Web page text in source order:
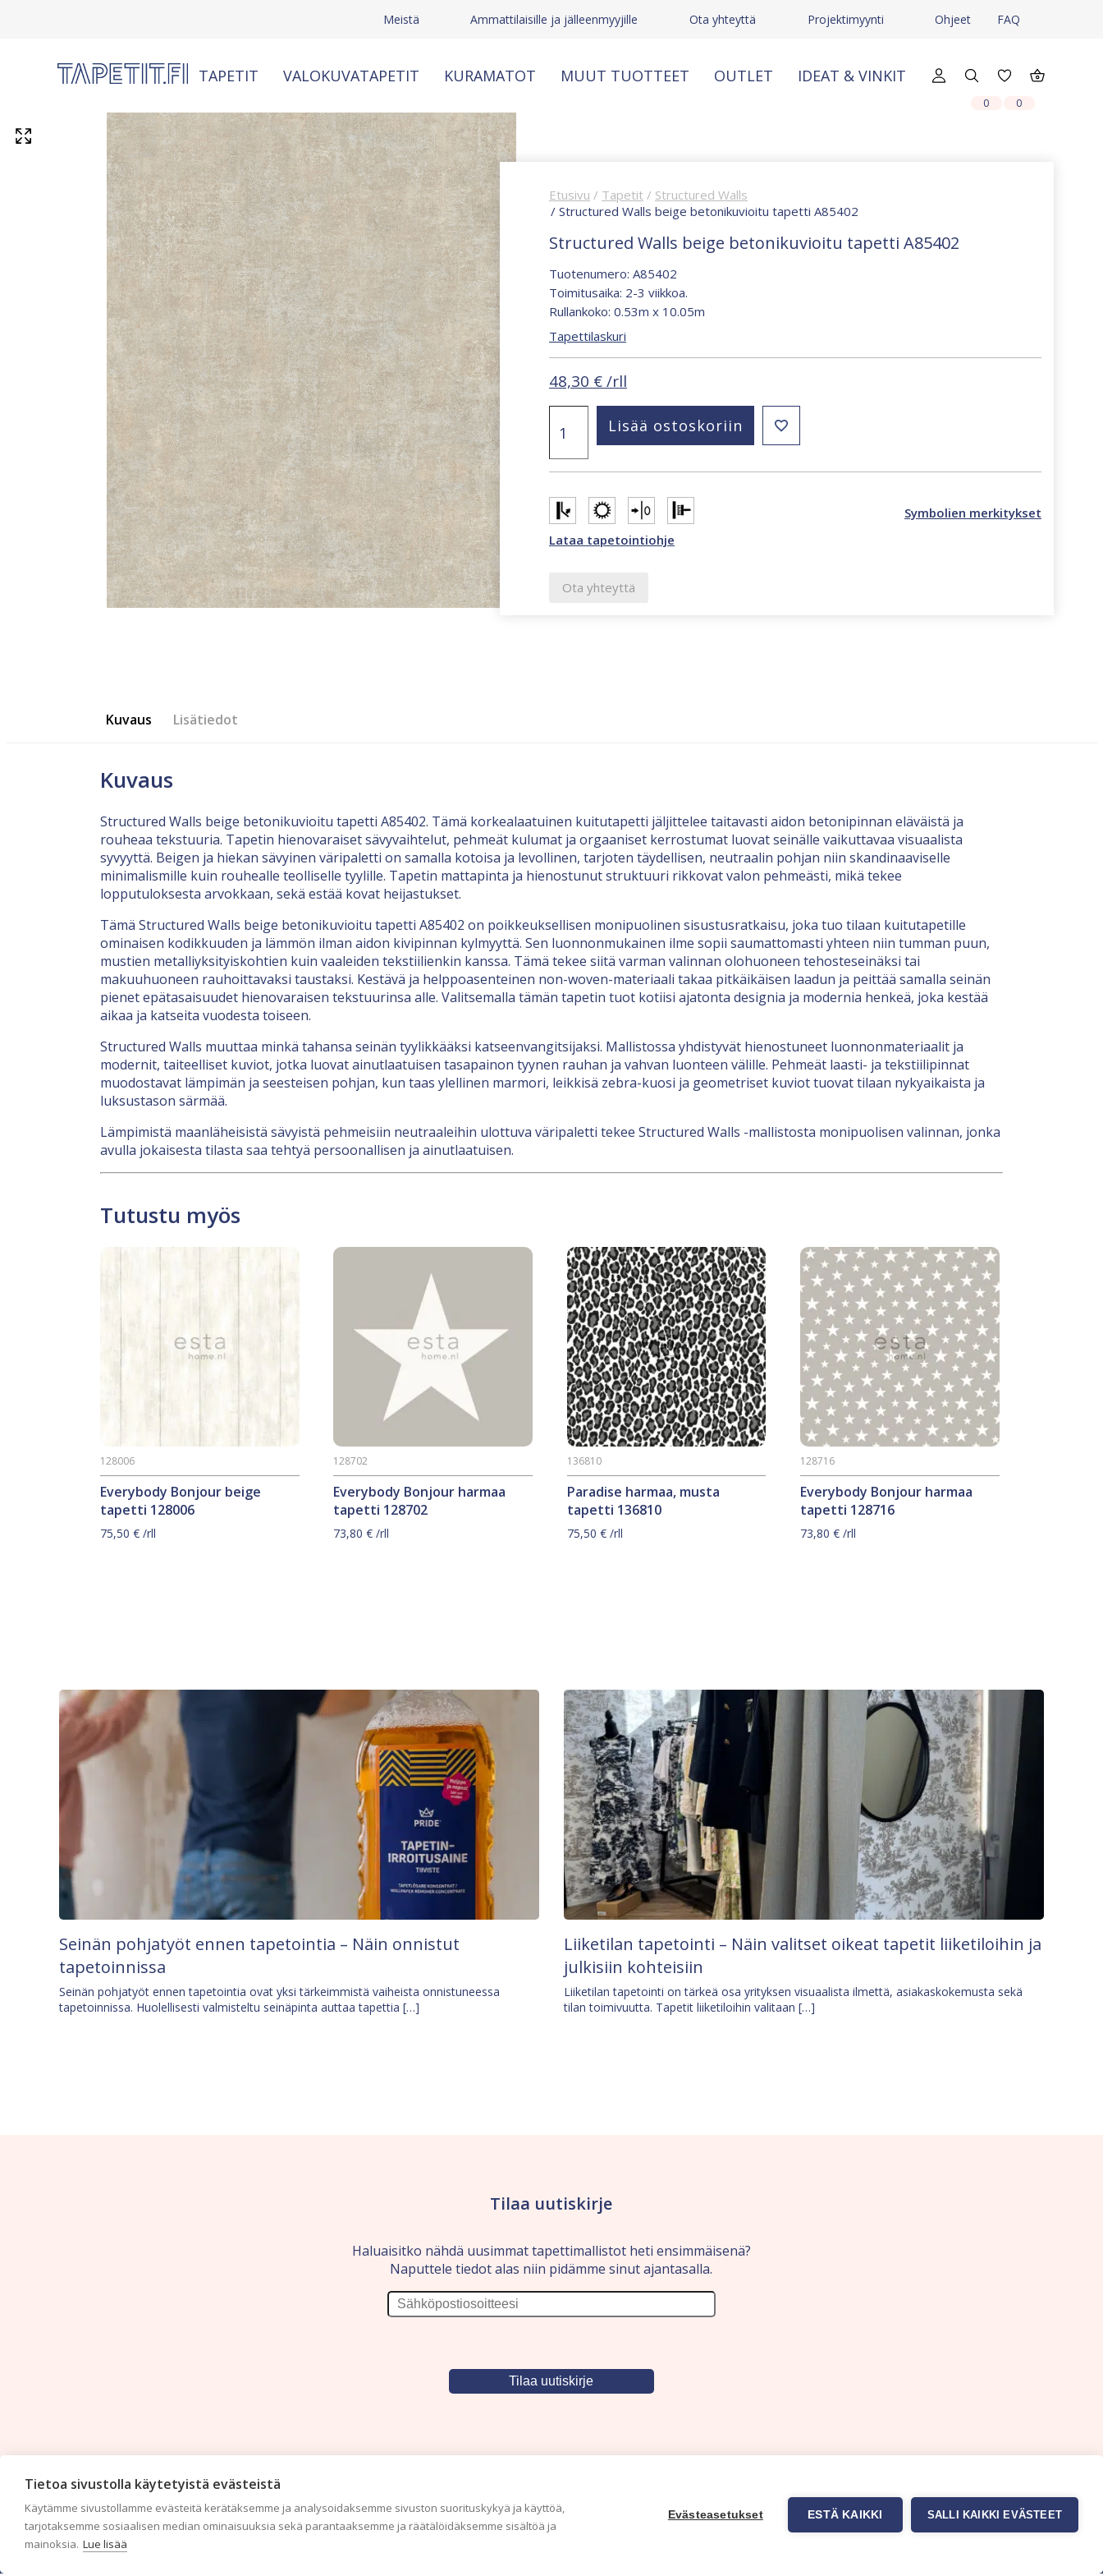
Tietoa sivustolla käytetyistä evästeistä
Käytämme sivustollamme evästeitä kerätäksemme ja analysoidaksemme sivuston suorituskykyä ja käyttöä,
tarjotaksemme sosiaalisen median ominaisuuksia sekä parantaaksemme ja räätälöidäksemme sisältöä ja
mainoksia. Lue lisää
Evästeasetukset ESTÄ KAIKKI SALLI KAIKKI EVÄSTEET
Meistä Ammattilaisille ja jälleenmyyjille Ota yhteyttä Projektimyynti Ohjeet FAQ
TAPETIT VALOKUVATAPETIT KURAMATOT MUUT TUOTTEET OUTLET IDEAT & VINKIT
0 0
Etusivu / Tapetit / Structured Walls
/ Structured Walls beige betonikuvioitu tapetti A85402
Structured Walls beige betonikuvioitu tapetti A85402
Tuotenumero: A85402
Toimitusaika: 2-3 viikkoa.
Rullankoko: 0.53m x 10.05m
Tapettilaskuri
48,30 € /rll
Walls
betonikuvioitu
A85402
määrä
Lisää ostoskoriin
Symbolien merkitykset
Lataa tapetointiohje
Ota yhteyttä
Kuvaus Lisätiedot
Kuvaus
Structured Walls beige betonikuvioitu tapetti A85402. Tämä korkealaatuinen kuitutapetti jäljittelee taitavasti aidon betonipinnan eläväistä ja
rouheaa tekstuuria. Tapetin hienovaraiset sävyvaihtelut, pehmeät kulumat ja orgaaniset kerrostumat luovat seinälle vaikuttavaa visuaalista
syvyyttä. Beigen ja hiekan sävyinen väripaletti on samalla kotoisa ja levollinen, tarjoten täydellisen, neutraalin pohjan niin skandinaaviselle
minimalismille kuin rouhealle teolliselle tyylille. Tapetin mattapinta ja hienostunut struktuuri rikkovat valon pehmeästi, mikä tekee
lopputuloksesta arvokkaan, sekä estää kovat heijastukset.
Tämä Structured Walls beige betonikuvioitu tapetti A85402 on poikkeuksellisen monipuolinen sisustusratkaisu, joka tuo tilaan kuitutapetille
ominaisen kodikkuuden ja lämmön ilman aidon kivipinnan kylmyyttä. Sen luonnonmukainen ilme sopii saumattomasti yhteen niin tumman puun,
mustien metalliyksityiskohtien kuin vaaleiden tekstiilienkin kanssa. Tämä tekee siitä varman valinnan olohuoneen tehosteseinäksi tai
makuuhuoneen rauhoittavaksi taustaksi. Kestävä ja helppoasenteinen non-woven-materiaali takaa pitkäikäisen laadun ja peittää samalla seinän
pienet epätasaisuudet hienovaraisen tekstuurinsa alle. Valitsemalla tämän tapetin tuot kotiisi ajatonta designia ja modernia henkeä, joka kestää
aikaa ja katseita vuodesta toiseen.
Structured Walls muuttaa minkä tahansa seinän tyylikkääksi katseenvangitsijaksi. Mallistossa yhdistyvät hienostuneet luonnonmateriaalit ja
modernit, taiteelliset kuviot, jotka luovat ainutlaatuisen tasapainon tyynen rauhan ja vahvan luonteen välille. Pehmeät laasti- ja tekstiilipinnat
muodostavat lämpimän ja seesteisen pohjan, kun taas ylellinen marmori, leikkisä zebra-kuosi ja geometriset kuviot tuovat tilaan nykyaikaista ja
luksustason särmää.
Lämpimistä maanläheisistä sävyistä pehmeisiin neutraaleihin ulottuva väripaletti tekee Structured Walls -mallistosta monipuolisen valinnan, jonka
avulla jokaisesta tilasta saa tehtyä persoonallisen ja ainutlaatuisen.
Tutustu myös
Everybody Bonjour beige
tapetti 128006
128006
75,50 € /rll
Everybody Bonjour harmaa
tapetti 128702
128702
73,80€ /rll
Paradise harmaa, musta
tapetti 136810
136810
75,50 €/rll
Everybody Bonjour harmaa
tapetti 128716
128716
73,80€ /rll
Seinän pohjatyöt ennen tapetointia – Näin onnistut
tapetoinnissa
Seinän pohjatyöt ennen tapetointia ovat yksi tärkeimmistä vaiheista onnistuneessa
tapetoinnissa. Huolellisesti valmisteltu seinäpinta auttaa tapettia […]
Liiketilan tapetointi – Näin valitset oikeat tapetit liiketiloihin ja
julkisiin kohteisiin
Liiketilan tapetointi on tärkeä osa yrityksen visuaalista ilmettä, asiakaskokemusta sekä
tilan toimivuutta. Tapetit liiketiloihin valitaan […]
Tilaa uutiskirje
Haluaisitko nähdä uusimmat tapettimallistot heti ensimmäisenä?
Naputtele tiedot alas niin pidämme sinut ajantasalla.